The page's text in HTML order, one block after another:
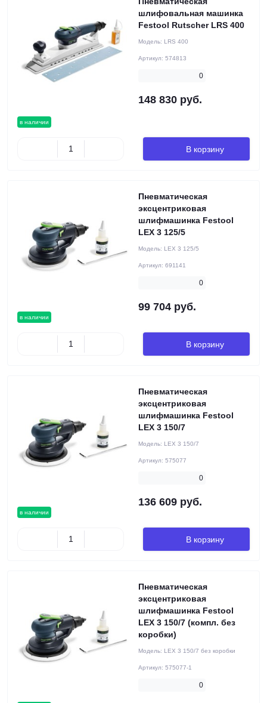
в наличии
шлифовальная машинка
Festool Rutscher LRS 400
Модель: LRS 400
Артикул: 574813
0
148 830 руб.
В корзину
в наличии
Пневматическая
эксцентриковая
шлифмашинка Festool
LEX 3 125/5
Модель: LEX 3 125/5
Артикул: 691141
0
99 704 руб.
В корзину
в наличии
Пневматическая
эксцентриковая
шлифмашинка Festool
LEX 3 150/7
Модель: LEX 3 150/7
Артикул: 575077
0
136 609 руб.
В корзину
Пневматическая
эксцентриковая
шлифмашинка Festool
LEX 3 150/7 (компл. без
коробки)
Модель: LEX 3 150/7 без коробки
Артикул: 575077-1
0